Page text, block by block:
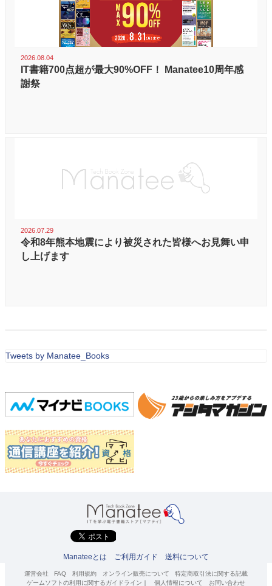
2026.08.04
IT書籍700点超が最大90%OFF！ Manatee10周年感
謝祭
2026.07.29
令和8年熊本地震により被災された皆様へお見舞い申
し上げます
Tweets by Manatee_Books
Manateeとは ご利用ガイド 送料について
運営会社 FAQ 利用規約 オンライン販売について
特定商取引法に関する記載
ゲームソフトの利用に関するガイドライン ｜ 個人情報について お問い合わせ